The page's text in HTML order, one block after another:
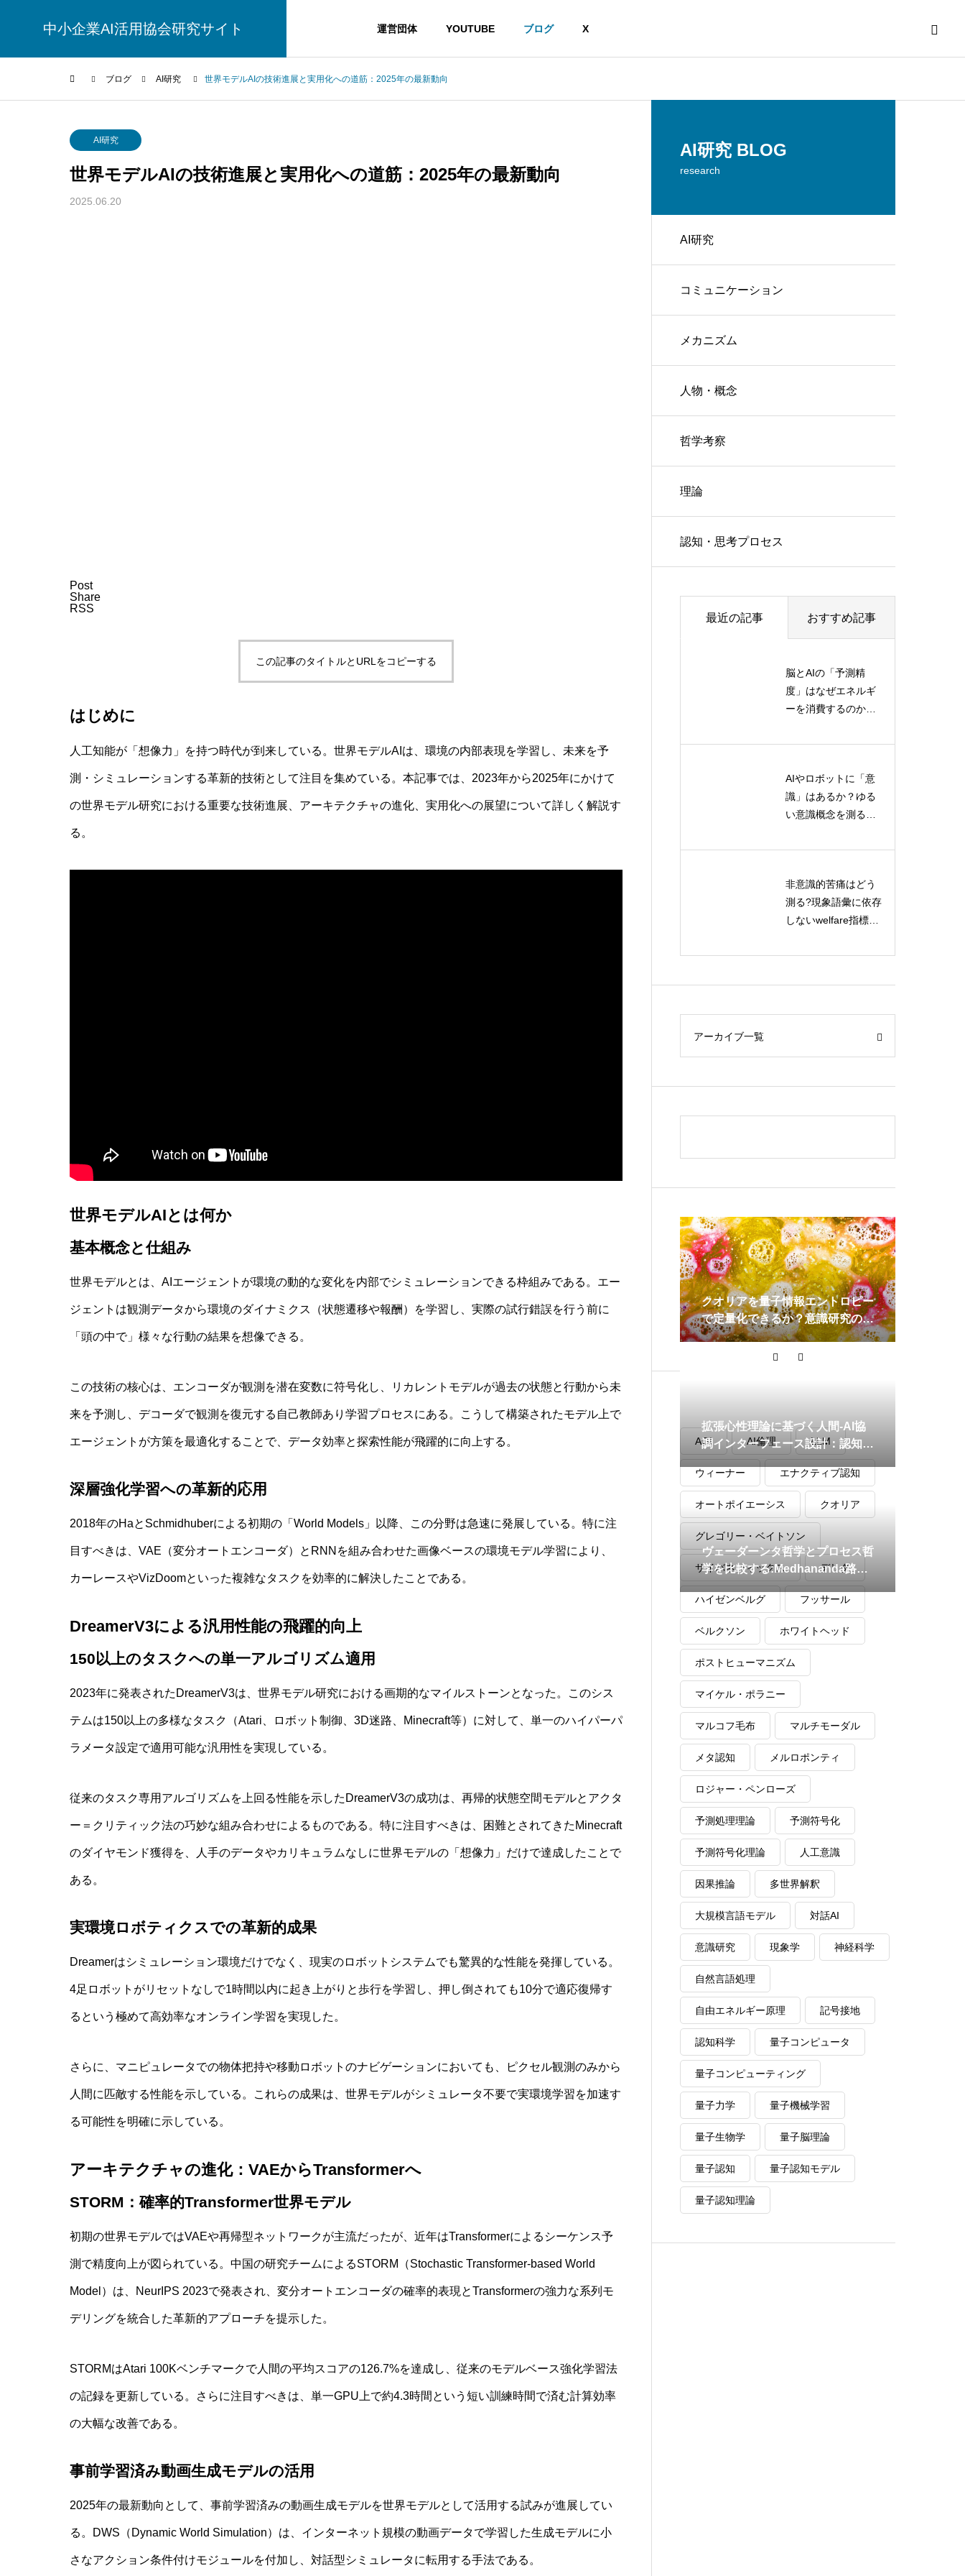
中小企業AI活用協会研究サイト 運営団体 YOUTUBE ブログ X
非意識的苦痛はどう測る?現象語彙に依存しないwelfare指標の最前線
AI研究
現象的力能説とは何か？ 意識のメタ過程への因果的関与を検証する実験デザイン
実験哲学とは？「直観の可塑性」研究からわかる哲学的判断のゆらぎと限界
ブログ AI研究 世界モデルAIの技術進展と実用化への道筋：2025年の最新動向
AI研究
世界モデルAIの技術進展と実用化への道筋：2025年の最新動向
2025.06.20
Post
Share
RSS
この記事のタイトルとURLをコピーする
はじめに
人工知能が「想像力」を持つ時代が到来している。世界モデルAIは、環境の内部表現を学習し、未来を予
測・シミュレーションする革新的技術として注目を集めている。本記事では、2023年から2025年にかけて
の世界モデル研究における重要な技術進展、アーキテクチャの進化、実用化への展望について詳しく解説す
る。
世界モデルAIとは何か
基本概念と仕組み
世界モデルとは、AIエージェントが環境の動的な変化を内部でシミュレーションできる枠組みである。エー
ジェントは観測データから環境のダイナミクス（状態遷移や報酬）を学習し、実際の試行錯誤を行う前に
「頭の中で」様々な行動の結果を想像できる。
この技術の核心は、エンコーダが観測を潜在変数に符号化し、リカレントモデルが過去の状態と行動から未
来を予測し、デコーダで観測を復元する自己教師あり学習プロセスにある。こうして構築されたモデル上で
エージェントが方策を最適化することで、データ効率と探索性能が飛躍的に向上する。
深層強化学習への革新的応用
2018年のHaとSchmidhuberによる初期の「World Models」以降、この分野は急速に発展している。特に注
目すべきは、VAE（変分オートエンコーダ）とRNNを組み合わせた画像ベースの環境モデル学習により、
カーレースやVizDoomといった複雑なタスクを効率的に解決したことである。
DreamerV3による汎用性能の飛躍的向上
150以上のタスクへの単一アルゴリズム適用
2023年に発表されたDreamerV3は、世界モデル研究における画期的なマイルストーンとなった。このシス
テムは150以上の多様なタスク（Atari、ロボット制御、3D迷路、Minecraft等）に対して、単一のハイパーパ
ラメータ設定で適用可能な汎用性を実現している。
従来のタスク専用アルゴリズムを上回る性能を示したDreamerV3の成功は、再帰的状態空間モデルとアクタ
ー＝クリティック法の巧妙な組み合わせによるものである。特に注目すべきは、困難とされてきたMinecraft
のダイヤモンド獲得を、人手のデータやカリキュラムなしに世界モデルの「想像力」だけで達成したことで
ある。
実環境ロボティクスでの革新的成果
Dreamerはシミュレーション環境だけでなく、現実のロボットシステムでも驚異的な性能を発揮している。
4足ロボットがリセットなしで1時間以内に起き上がりと歩行を学習し、押し倒されても10分で適応復帰す
るという極めて高効率なオンライン学習を実現した。
さらに、マニピュレータでの物体把持や移動ロボットのナビゲーションにおいても、ピクセル観測のみから
人間に匹敵する性能を示している。これらの成果は、世界モデルがシミュレータ不要で実環境学習を加速す
る可能性を明確に示している。
アーキテクチャの進化：VAEからTransformerへ
STORM：確率的Transformer世界モデル
初期の世界モデルではVAEや再帰型ネットワークが主流だったが、近年はTransformerによるシーケンス予
測で精度向上が図られている。中国の研究チームによるSTORM（Stochastic Transformer-based World
Model）は、NeurIPS 2023で発表され、変分オートエンコーダの確率的表現とTransformerの強力な系列モ
デリングを統合した革新的アプローチを提示した。
STORMはAtari 100Kベンチマークで人間の平均スコアの126.7%を達成し、従来のモデルベース強化学習法
の記録を更新している。さらに注目すべきは、単一GPU上で約4.3時間という短い訓練時間で済む計算効率
の大幅な改善である。
事前学習済み動画生成モデルの活用
2025年の最新動向として、事前学習済みの動画生成モデルを世界モデルとして活用する試みが進展してい
る。DWS（Dynamic World Simulation）は、インターネット規模の動画データで学習した生成モデルに小
さなアクション条件付けモジュールを付加し、対話型シミュレータに転用する手法である。
AI研究 BLOG
research
AI研究
コミュニケーション
メカニズム
人物・概念
哲学考察
理論
認知・思考プロセス
最近の記事 おすすめ記事
脳とAIの「予測精
度」はなぜエネルギ
ーを消費するのか？
解く認知コストの正
AIやロボットに「意
識」はあるか？ゆる
い意識概念を測る標
とは
非意識的苦痛はどう
測る?現象語彙に依存
しないwelfare指標の
AI共生時代の新たな
主体性モデル｜生態
学とディープエコロ
対話型学習による記
号接地の研究：AIの
言語理解を深める新
人間中心主義を超え
て：機械論的存在論
が示すAI・自然との
アーカイブ一覧
クオリアを量子情報エントロピー
で定量化できるか？意識研究の最
前線
拡張心性理論に基づく人間-AI協
調インターフェース設計：認知拡
張時代の新たな枠組み
ヴェーダーンタ哲学とプロセス哲
学を比較する:Medhananda路線
が拓く新たな可能性
AGI AI倫理 LLM
ウィーナー エナクティブ認知
オートポイエーシス クオリア
グレゴリー・ベイトソン
サイバネティックス デリダ
ハイゼンベルグ フッサール
ベルクソン ホワイトヘッド
ポストヒューマニズム
マイケル・ポラニー
マルコフ毛布 マルチモーダル
メタ認知 メルロポンティ
ロジャー・ペンローズ
予測処理理論 予測符号化
予測符号化理論 人工意識
因果推論 多世界解釈
大規模言語モデル 対話AI
意識研究 現象学 神経科学
自然言語処理
自由エネルギー原理 記号接地
認知科学 量子コンピュータ
量子コンピューティング
量子力学 量子機械学習
量子生物学 量子脳理論
量子認知 量子認知モデル
量子認知理論